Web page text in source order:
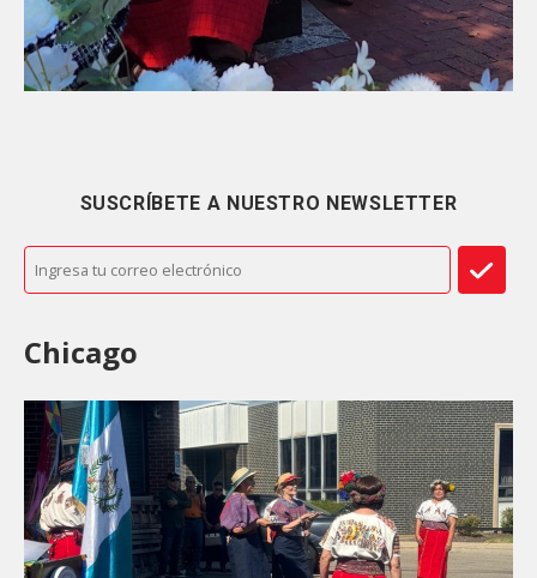
SUSCRÍBETE A NUESTRO NEWSLETTER
Chicago